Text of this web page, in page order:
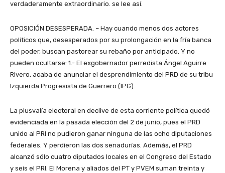
verdaderamente extraordinario. se lee así.
OPOSICIÓN DESESPERADA. – Hay cuando menos dos actores
políticos que, desesperados por su prolongación en la fría banca
del poder, buscan pastorear su rebaño por anticipado. Y no
pueden ocultarse: 1.- El exgobernador perredista Ángel Aguirre
Rivero, acaba de anunciar el desprendimiento del PRD de su tribu
Izquierda Progresista de Guerrero (IPG).
La plusvalía electoral en declive de esta corriente política quedó
evidenciada en la pasada elección del 2 de junio, pues el PRD
unido al PRI no pudieron ganar ninguna de las ocho diputaciones
federales. Y perdieron las dos senadurías. Además, el PRD
alcanzó sólo cuatro diputados locales en el Congreso del Estado
y seis el PRI. El Morena y aliados del PT y PVEM suman treinta y